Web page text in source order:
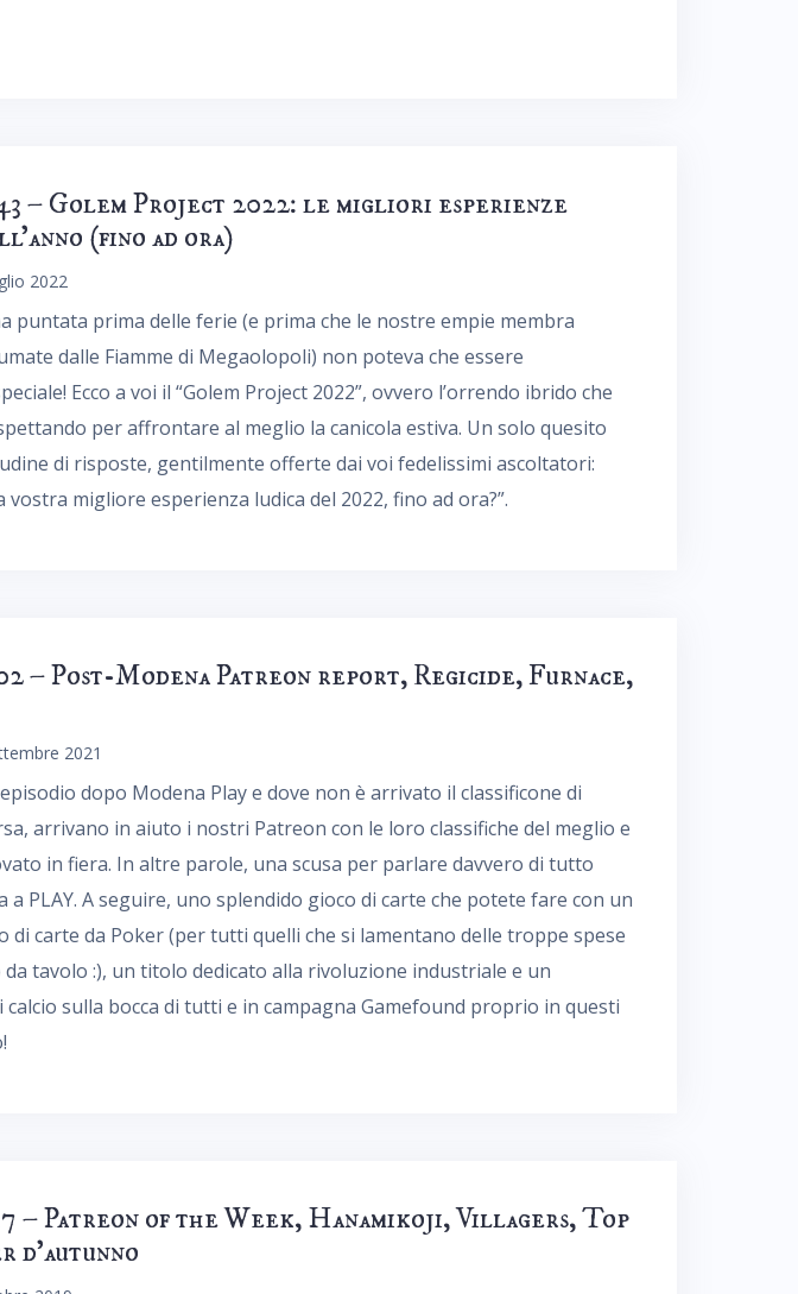
– Golem Project 2022: le migliori esperienze
(fino ad ora)
2022
puntata prima delle ferie (e prima che le nostre empie membra
dalle Fiamme di Megaolopoli) non poteva che essere
Ecco a voi il “Golem Project 2022”, ovvero l’orrendo ibrido che
per affrontare al meglio la canicola estiva. Un solo quesito
di risposte, gentilmente offerte dai voi fedelissimi ascoltatori:
vostra migliore esperienza ludica del 2022, fino ad ora?”.
– Post-Modena Patreon report, Regicide, Furnace,
2021
dopo Modena Play e dove non è arrivato il classificone di
arrivano in aiuto i nostri Patreon con le loro classifiche del meglio e
in fiera. In altre parole, una scusa per parlare davvero di tutto
a PLAY. A seguire, uno splendido gioco di carte che potete fare con un
di carte da Poker (per tutti quelli che si lamentano delle troppe spese
da tavolo :), un titolo dedicato alla rivoluzione industriale e un
calcio sulla bocca di tutti e in campagna Gamefound proprio in questi
– Patreon of the Week, Hanamikoji, Villagers, Top